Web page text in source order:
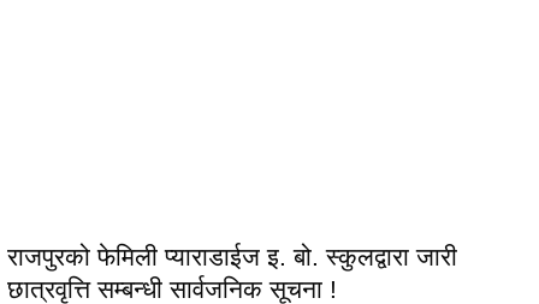
राजपुरको फेमिली प्याराडाईज इ. बो. स्कुलद्वारा जारी
छात्रवृत्ति सम्बन्धी सार्वजनिक सूचना !